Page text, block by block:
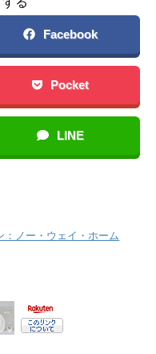
Facebook
Pocket
LINE
：ノー・ウェイ・ホーム